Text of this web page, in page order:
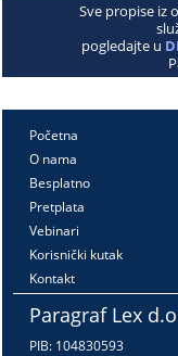
Sve propise iz
pogledajte u
Početna
O nama
Besplatno
Pretplata
Vebinari
Korisnički kutak
Kontakt
Paragraf Lex
PIB: 104830593